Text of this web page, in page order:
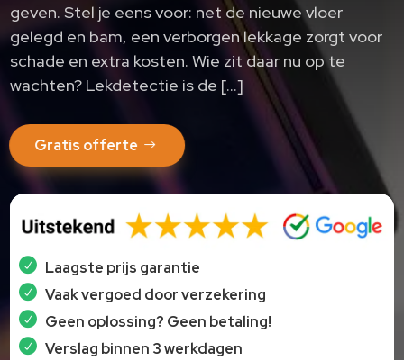
geven. Stel je eens voor: net de nieuwe vloer
gelegd en bam, een verborgen lekkage zorgt voor
schade en extra kosten. Wie zit daar nu op te
wachten? Lekdetectie is de […]
Gratis offerte
Laagste prijs garantie
Vaak vergoed door verzekering
Geen oplossing? Geen betaling!
Verslag binnen 3 werkdagen